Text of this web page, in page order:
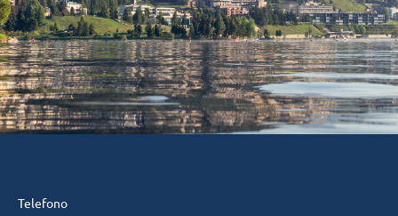
Telefono